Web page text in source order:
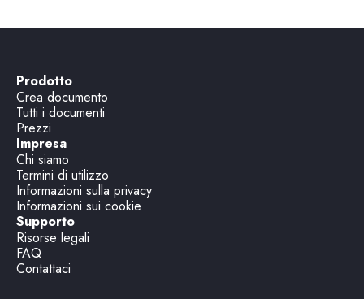
Prodotto
Crea documento
Tutti i documenti
Prezzi
Impresa
Chi siamo
Termini di utilizzo
Informazioni sulla privacy
Informazioni sui cookie
Supporto
Risorse legali
FAQ
Contattaci